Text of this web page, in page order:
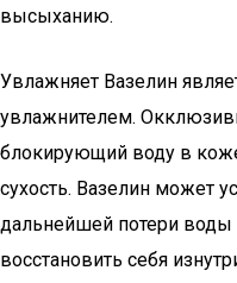
высыханию.
Увлажняет Вазелин
увлажнителем.
блокирующий воду в
сухость. Вазелин может
дальнейшей потери
восстановить себя